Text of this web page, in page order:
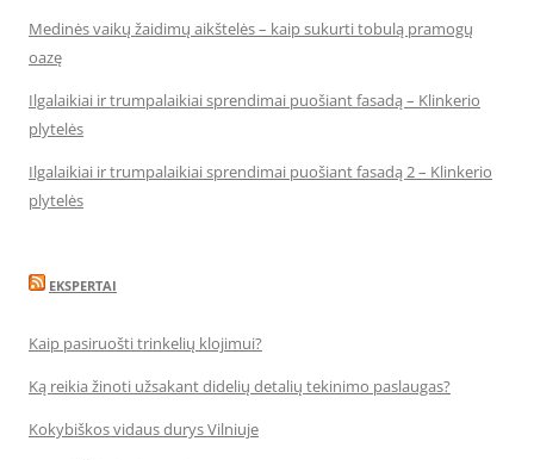
Medinės vaikų žaidimų aikštelės – kaip sukurti tobulą pramogų
oazę
Ilgalaikiai ir trumpalaikiai sprendimai puošiant fasadą – Klinkerio
plytelės
Ilgalaikiai ir trumpalaikiai sprendimai puošiant fasadą 2 – Klinkerio
plytelės
EKSPERTAI
Kaip pasiruošti trinkelių klojimui?
Ką reikia žinoti užsakant didelių detalių tekinimo paslaugas?
Kokybiškos vidaus durys Vilniuje